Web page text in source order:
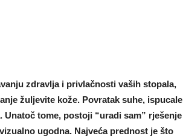
zdravlja i privlačnosti vaših stopala,
žuljevite kože. Povratak suhe, ispucale
Unatoč tome, postoji “uradi sam” rješenje
ugodna. Najveća prednost je što